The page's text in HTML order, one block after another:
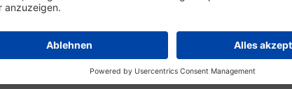
Ausgabe der "n-tv-Telebörse" am Freitag waren die
nach Verlassen des Abwärtstrends als
der Titel sogar Luft bis 80,00 Euro, meinte Mußler
auf den Plan, sich gleich massiv mit dem Wert
sagenhaften 25,7 Prozent ins Wochenende.